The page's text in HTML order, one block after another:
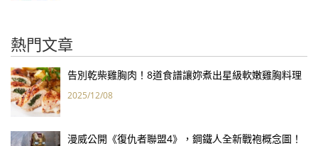
熱門文章
告別乾柴雞胸肉！8道食譜讓妳煮出星級軟嫩雞胸料理
2025/12/08
漫威公開《復仇者聯盟4》，鋼鐵人全新戰袍概念圖！